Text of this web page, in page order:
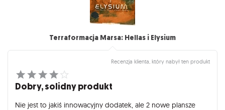
Terraformacja Marsa: Hellas i Elysium
Recenzja klienta, który nabył ten produkt
Dobry, solidny produkt
Nie jest to jakiś innowacyjny dodatek, ale 2 nowe plansze